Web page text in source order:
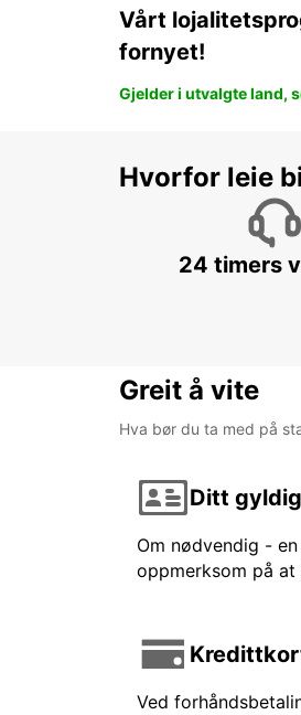
Vårt
fornyet!
Gjelder i utvalgte land,
Hvorfor leie
24 timers
Greit å vite
Hva bør du ta med på
Ditt
Om nødvendig -
oppmerksom på
Ved